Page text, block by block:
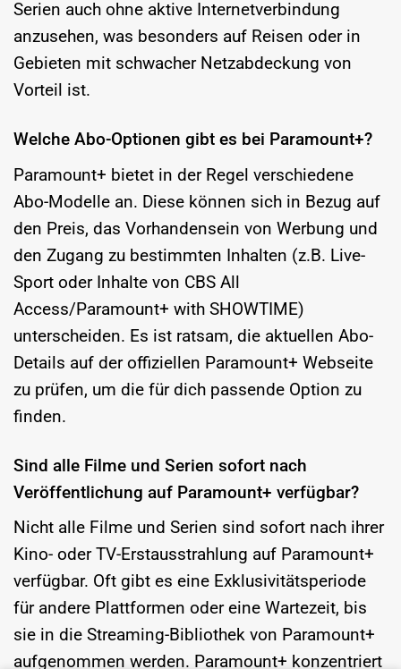
Serien auch ohne aktive Internetverbindung
anzusehen, was besonders auf Reisen oder in
Gebieten mit schwacher Netzabdeckung von
Vorteil ist.
Welche Abo-Optionen gibt es bei Paramount+?
Paramount+ bietet in der Regel verschiedene
Abo-Modelle an. Diese können sich in Bezug auf
den Preis, das Vorhandensein von Werbung und
den Zugang zu bestimmten Inhalten (z.B. Live-
Sport oder Inhalte von CBS All
Access/Paramount+ with SHOWTIME)
unterscheiden. Es ist ratsam, die aktuellen Abo-
Details auf der offiziellen Paramount+ Webseite
zu prüfen, um die für dich passende Option zu
finden.
Sind alle Filme und Serien sofort nach
Veröffentlichung auf Paramount+ verfügbar?
Nicht alle Filme und Serien sind sofort nach ihrer
Kino- oder TV-Erstausstrahlung auf Paramount+
verfügbar. Oft gibt es eine Exklusivitätsperiode
für andere Plattformen oder eine Wartezeit, bis
sie in die Streaming-Bibliothek von Paramount+
aufgenommen werden. Paramount+ konzentriert